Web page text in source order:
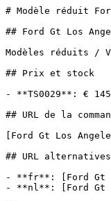
# Modèle réduit
## Ford Gt Los
Modèles réduits /
## Prix et stock
- **TS0029**: €
## URL de la
[Ford Gt Los
## URL alternatives
- **fr**: [Ford Gt
- **nl**: [Ford Gt